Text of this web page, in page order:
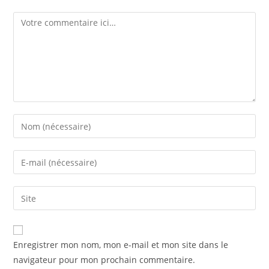
Enregistrer mon nom, mon e-mail et mon site dans le
navigateur pour mon prochain commentaire.